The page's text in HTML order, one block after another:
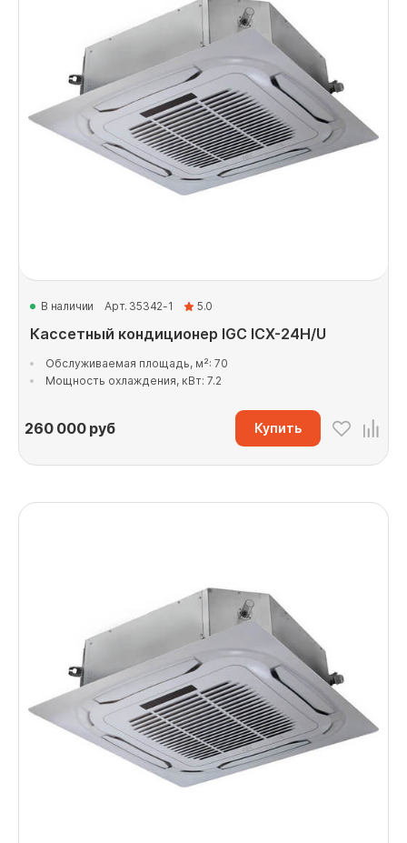
В наличии Арт. 35342-1 5.0
Кассетный кондиционер IGC ICX-24H/U
Обслуживаемая площадь, м²: 70
Мощность охлаждения, кВт: 7.2
260 000руб Купить